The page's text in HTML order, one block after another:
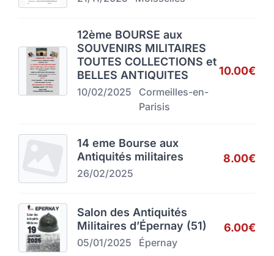
12ème BOURSE aux
SOUVENIRS MILITAIRES
TOUTES COLLECTIONS et
BELLES ANTIQUITES
10/02/2025
Cormeilles-en-
Parisis
10.00€
14 eme Bourse aux
Antiquités militaires
26/02/2025
8.00€
Salon des Antiquités
Militaires d’Épernay (51)
05/01/2025 Épernay
6.00€